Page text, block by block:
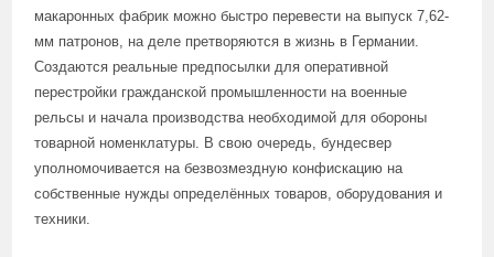
макаронных фабрик можно быстро перевести на выпуск 7,62-
мм патронов, на деле претворяются в жизнь в Германии.
Создаются реальные предпосылки для оперативной
перестройки гражданской промышленности на военные
рельсы и начала производства необходимой для обороны
товарной номенклатуры. В свою очередь, бундесвер
уполномочивается на безвозмездную конфискацию на
собственные нужды определённых товаров, оборудования и
техники.